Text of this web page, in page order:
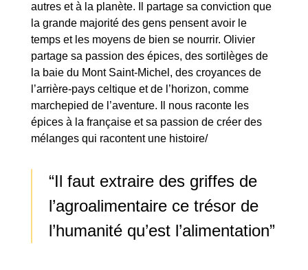
autres et à la planète. Il partage sa conviction que
la grande majorité des gens pensent avoir le
temps et les moyens de bien se nourrir. Olivier
partage sa passion des épices, des sortilèges de
la baie du Mont Saint-Michel, des croyances de
l’arrière-pays celtique et de l’horizon, comme
marchepied de l’aventure. Il nous raconte les
épices à la française et sa passion de créer des
mélanges qui racontent une histoire/
“Il faut extraire des griffes de
l’agroalimentaire ce trésor de
l’humanité qu’est l’alimentation”